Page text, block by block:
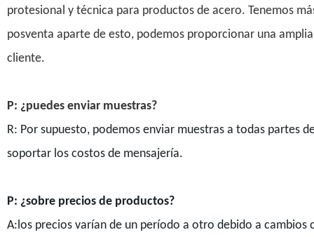
protesional y técnica para productos de acero. Tenemos
posventa aparte de esto, podemos proporcionar una
cliente.
P: ¿puedes enviar muestras?
R: Por supuesto, podemos enviar muestras a todas partes
soportar los costos de mensajería.
P: ¿sobre precios de productos?
A:los precios varían de un período a otro debido a cambios